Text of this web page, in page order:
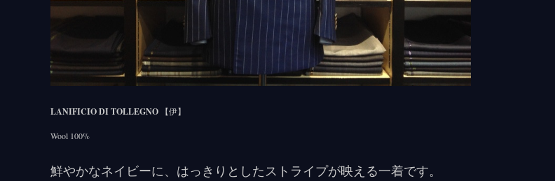
LANIFICIO DI TOLLEGNO 【伊】
Wool 100%
鮮やかなネイビーに、はっきりとしたストライプが映える一着です。